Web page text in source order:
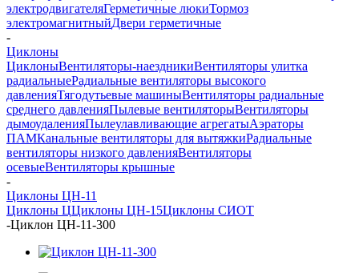
электродвигателяГерметичные люкиТормоз
электромагнитныйДвери герметичные
-
Циклоны
ЦиклоныВентиляторы-наездникиВентиляторы улитка
радиальныеРадиальные вентиляторы высокого
давленияТягодутьевые машиныВентиляторы радиальные
среднего давленияПылевые вентиляторыВентиляторы
дымоудаленияПылеулавливающие агрегатыАэраторы
ПАМКанальные вентиляторы для вытяжкиРадиальные
вентиляторы низкого давленияВентиляторы
осевыеВентиляторы крышные
-
Циклоны ЦН-11
Циклоны ЦЦиклоны ЦН-15Циклоны СИОТ
-Циклон ЦН-11-300